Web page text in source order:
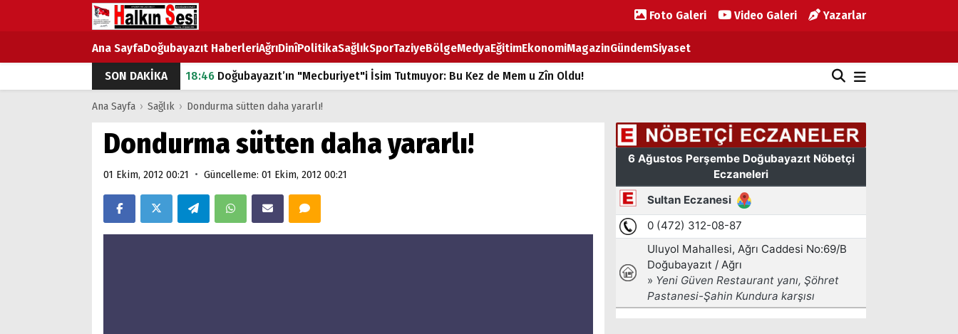
Foto Galeri Video Galeri Yazarlar
Ana SayfaDoğubayazıt HaberleriAğrıDinîPolitikaSağlıkSporTaziyeBölgeMedyaEğitimEkonomiMagazinGündemSiyaset
SON DAKİKA
18:46 Doğubayazıt’ın "Mecburiyet"i İsim Tutmuyor: Bu Kez de Mem u Zîn Oldu!
07:53Doğubayazıt’ta Ekmek Fiyatlarına Zam
Doğubayazıt'ta çocukların sırtındaki ağır yük
07:00DEVLET ve HÜKÜMET
ÇARŞI CADDESİ YAZ BOZ TAHTASI
Ana Sayfa › Sağlık › Dondurma sütten daha yararlı!
Dondurma sütten daha yararlı!
01 Ekim, 2012 00:21 • Güncelleme: 01 Ekim, 2012 00:21